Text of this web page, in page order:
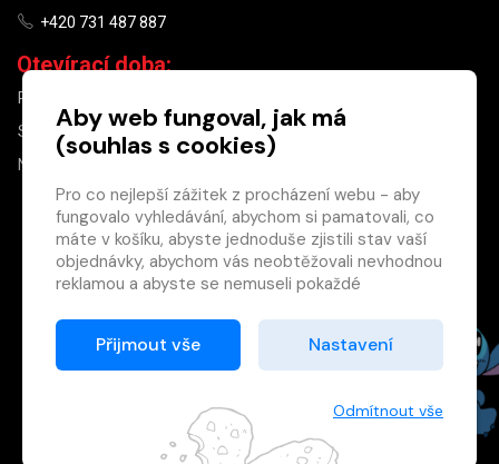
×
Máte u nás již
registrovaný
účet?
Registrací získáte slevu
na zboží ve výši 15 %
Registrovat
+420 731 487 887
Otevírací doba:
PO–PÁ
SO
10:00–13:00
NE
Zásady cookies
Aby web fungoval, jak má
(souhlas s cookies)
Pro co nejlepší zážitek z procházení webu - aby
fungovalo vyhledávání, abychom si pamatovali, co
máte v košíku, abyste jednoduše zjistili stav vaší
objednávky, abychom vás neobtěžovali nevhodnou
reklamou a abyste se nemuseli pokaždé
Proto od vás potřebujeme souhlas se
zpracováním souborů cookies
Děkujeme, že nám ho dáte a pomůžete nám tak
Přijmout vše Nastavení
Odmítnout vše